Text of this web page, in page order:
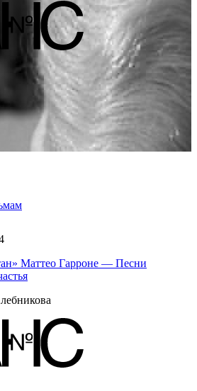
Маттео Гарроне — Песни